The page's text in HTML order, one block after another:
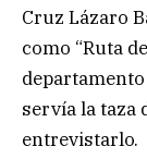
Cruz Lázaro
como “Ruta
servía la taza
entrevistarlo.